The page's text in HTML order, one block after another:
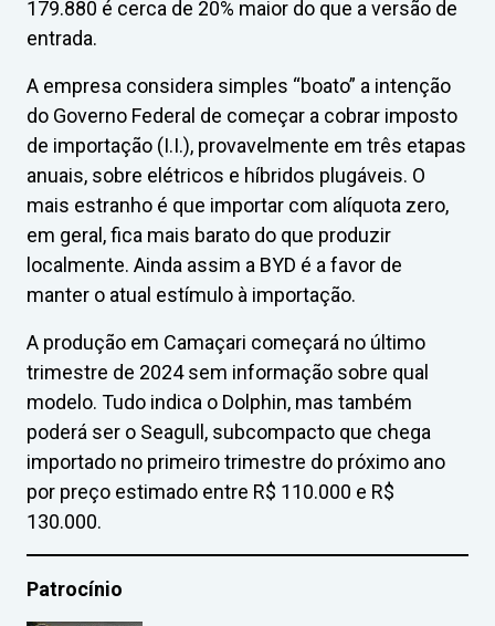
179.880 é cerca de 20% maior do que a versão de
entrada.
A empresa considera simples “boato” a intenção
do Governo Federal de começar a cobrar imposto
de importação (I.I.), provavelmente em três etapas
anuais, sobre elétricos e híbridos plugáveis. O
mais estranho é que importar com alíquota zero,
em geral, fica mais barato do que produzir
localmente. Ainda assim a BYD é a favor de
manter o atual estímulo à importação.
A produção em Camaçari começará no último
trimestre de 2024 sem informação sobre qual
modelo. Tudo indica o Dolphin, mas também
poderá ser o Seagull, subcompacto que chega
importado no primeiro trimestre do próximo ano
por preço estimado entre R$ 110.000 e R$
130.000.
Patrocínio